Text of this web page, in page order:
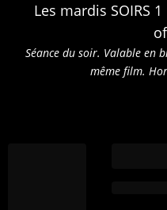
Les mardis SOIRS
Séance du soir. Valable
même film.